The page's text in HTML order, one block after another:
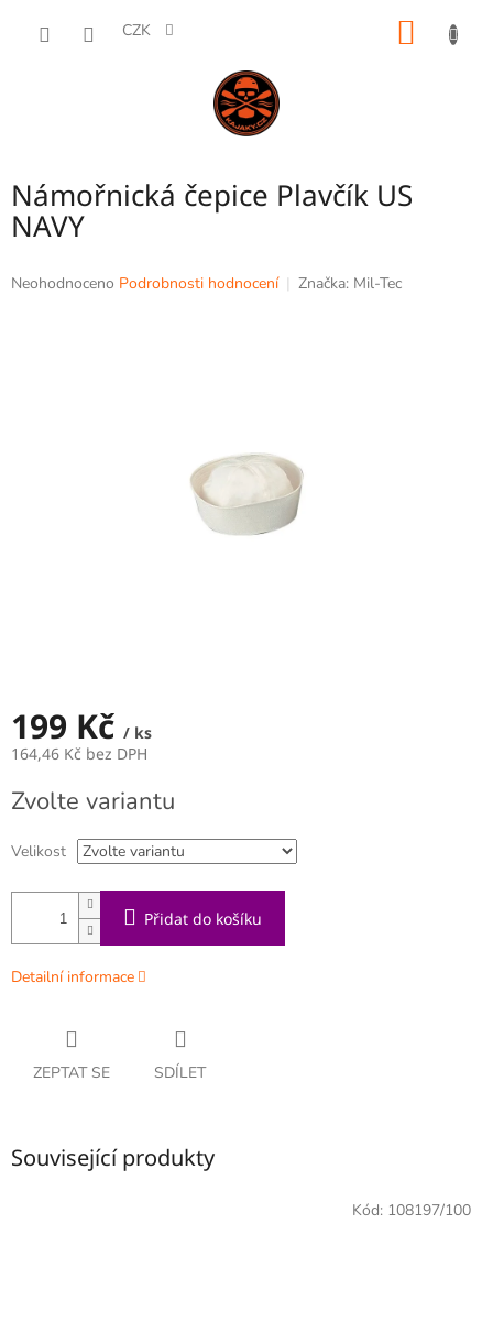
CZK
Námořnická čepice Plavčík US
NAVY
Průměrné
Neohodnoceno Podrobnosti hodnocení Značka: Mil-Tec
199 Kč / ks
164,46 Kč bez DPH
cena:
Zvolte variantu
Velikost
Přidat do košíku
Detailní informace
ZEPTAT SE SDÍLET
Související produkty
Kód: 108197/100